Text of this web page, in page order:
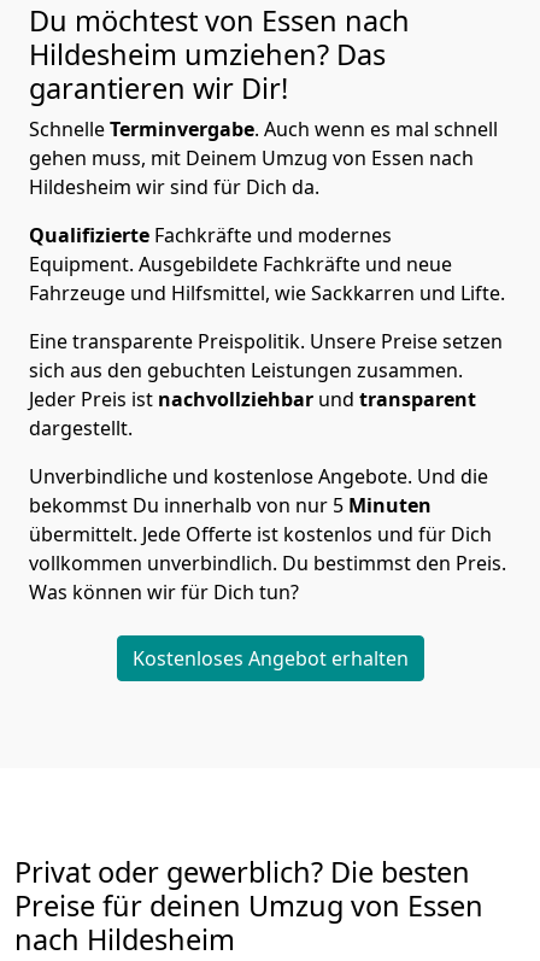
Du möchtest von Essen nach
Hildesheim umziehen? Das
garantieren wir Dir!
SchnelleTerminvergabe. Auch wenn es mal schnell
gehen muss, mit Deinem Umzug von Essen nach
Hildesheim wir sind für Dich da.
Qualifizierte Fachkräfte und modernes
Equipment. Ausgebildete Fachkräfte und neue
Fahrzeuge und Hilfsmittel, wie Sackkarren und Lifte.
Eine transparente Preispolitik. Unsere Preise setzen
sich aus den gebuchten Leistungen zusammen.
Jeder Preis ist nachvollziehbar und transparent
dargestellt.
Unverbindliche und kostenlose Angebote. Und die
bekommst Du innerhalb von nur 5 Minuten
übermittelt. Jede Offerte ist kostenlos und für Dich
vollkommen unverbindlich. Du bestimmst den Preis.
Was können wir für Dich tun?
Kostenloses Angebot erhalten
Privat oder gewerblich? Die besten
Preise für deinen Umzug von Essen
nach Hildesheim